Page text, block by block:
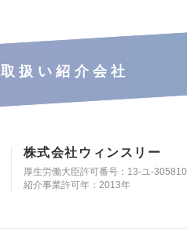
取扱い紹介会社
株式会社ウィンスリー
厚生労働大臣許可番号：13-ユ-305810
紹介事業許可年：2013年